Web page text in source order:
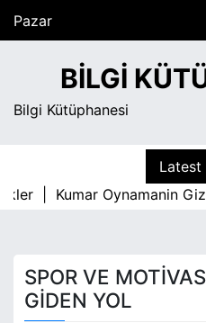
Pazar
Ağustos 9, 2026
4:47 pmBILGI
Bilgi Kütüphanesi
Latest
|
Kumar Oynamanin
SPOR VE
GIDEN YOL